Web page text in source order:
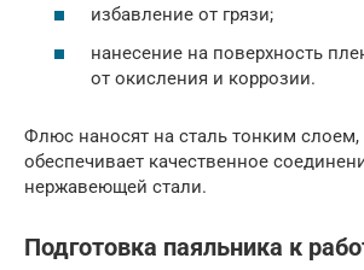
избавление от грязи;
нанесение на поверхность
от окисления и коррозии.
Флюс наносят на сталь тонким слоем,
обеспечивает качественное
нержавеющей стали.
Подготовка паяльника к